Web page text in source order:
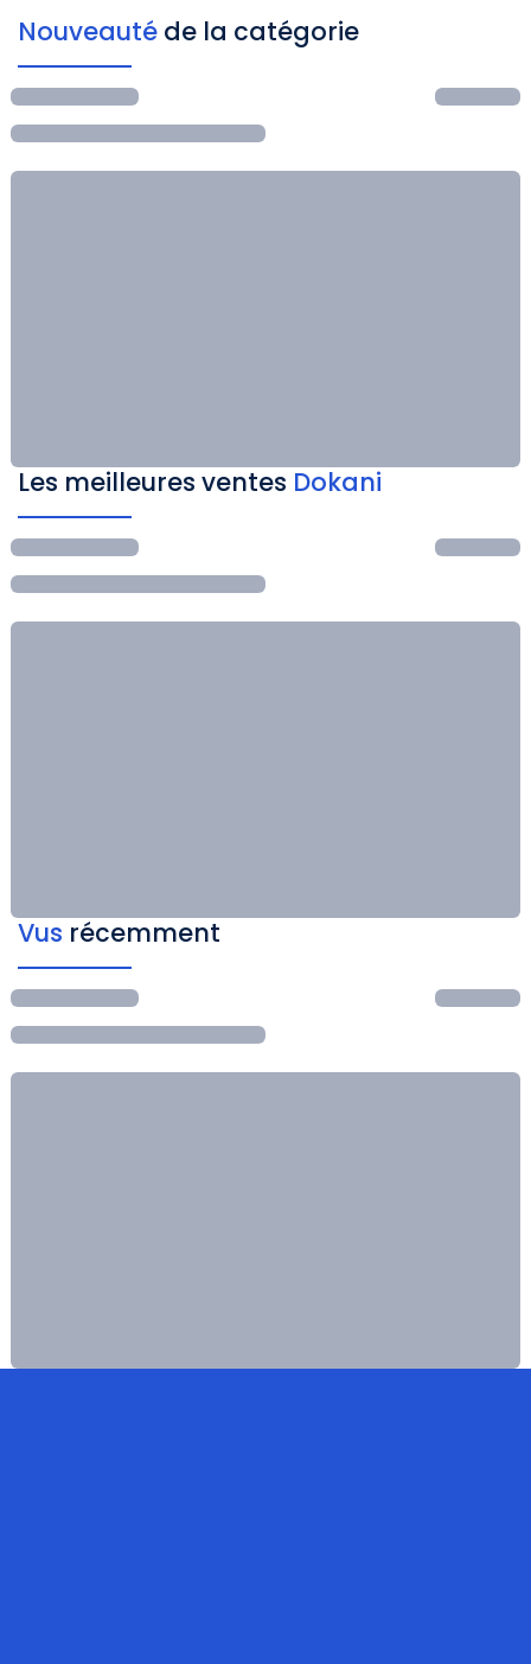
Nouveauté de la catégorie
Les meilleures ventes Dokani
Vus récemment